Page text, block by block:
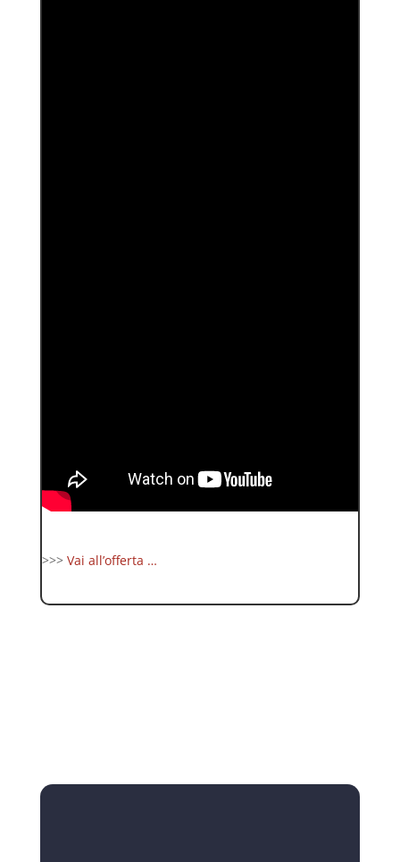
>>> Vai all’offerta …